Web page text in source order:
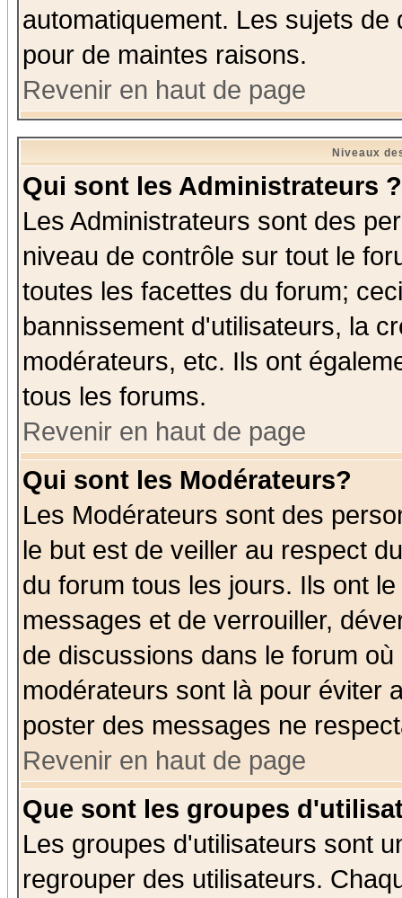
automatiquement. Les sujets
pour de maintes raisons.
Revenir en haut de page
Niveaux
Qui sont les Administrateurs ?
Les Administrateurs sont des
niveau de contrôle sur tout le
toutes les facettes du forum;
bannissement d'utilisateurs, la
modérateurs, etc. Ils ont
tous les forums.
Revenir en haut de page
Qui sont les Modérateurs?
Les Modérateurs sont des
le but est de veiller au respect
du forum tous les jours. Ils ont
messages et de verrouiller,
de discussions dans le forum
modérateurs sont là pour éviter
poster des messages ne
Revenir en haut de page
Que sont les groupes
Les groupes d'utilisateurs sont
regrouper des utilisateurs.